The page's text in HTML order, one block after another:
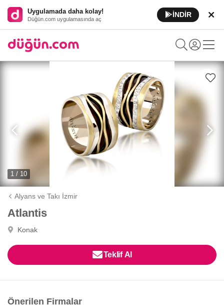
Uygulamada daha kolay!
Düğün.com uygulamasında aç
İNDİR
1 / 10
Alyans ve Takı İzmir
Atlantis
Konak
Teklif Al
Önerilen Firmalar